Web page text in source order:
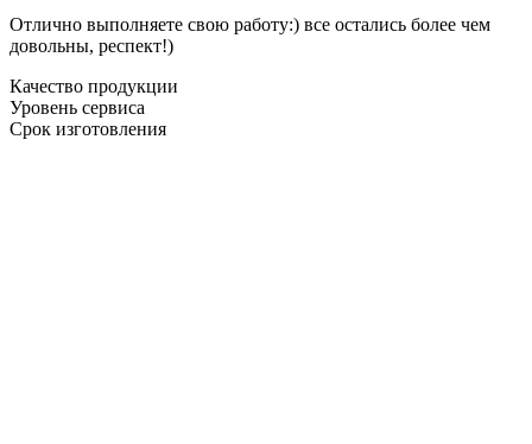
Отлично выполняете свою работу:) все остались более чем
довольны, респект!)
Качество продукции
Уровень сервиса
Срок изготовления